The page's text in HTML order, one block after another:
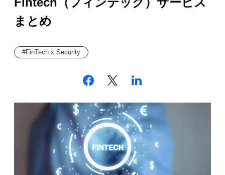
まとめ
FinTech x Security